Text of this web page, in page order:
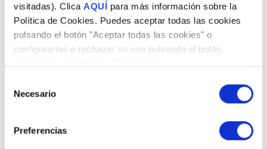
visitadas). Clica AQUÍ para más información sobre la
Política de Cookies. Puedes aceptar todas las cookies
pulsando el botón "Aceptar todas las cookies" o
configurarlas o rechazar su uso pulsando el botón
Necesario
Preferencias